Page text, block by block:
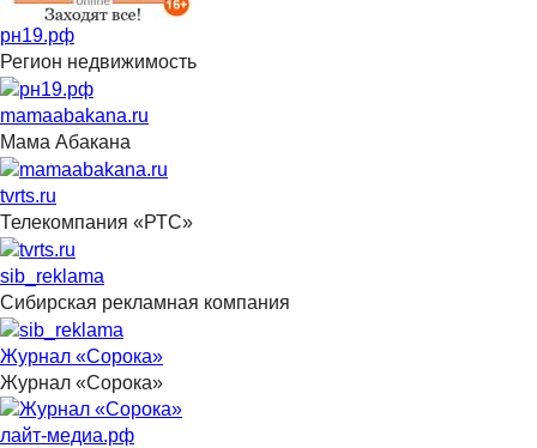
рн19.рф
Регион недвижимость
mamaabakana.ru
Мама Абакана
tvrts.ru
Телекомпания «РТС»
sib_reklama
Сибирская рекламная компания
Журнал «Сорока»
Журнал «Сорока»
лайт-медиа.рф